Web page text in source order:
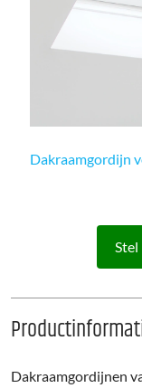
Dakraamgordijn
Stel
Dakraamgordijnen